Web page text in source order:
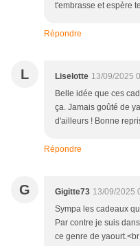
t'embrasse et espère
Répondre
L Liselotte 13/09/2025
Belle idée que ces
ça. Jamais goûté de
d'ailleurs ! Bonne
Répondre
G Gigitte73 13/09/2025
Sympa les cadeaux
Par contre je suis
ce genre de